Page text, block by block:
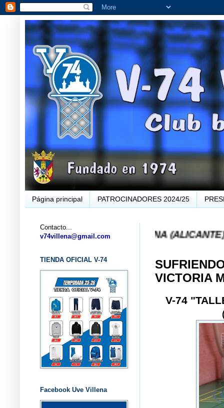
Página principal PATROCINADORES 2024/25
V-74 VILLENA (ALICANTE) ... V-
VICTORIA
V-74
Contacto...
v74villena@gmail.com
TIENDA OFICIAL V-74
Facebook Uve Villena